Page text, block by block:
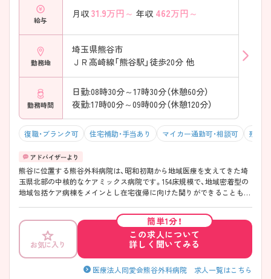
――――――――――――――― ■ 業務分担で負担を軽減
――――――――――――――― 看護に集中しやすい環境を大切にし
ています ・リネン・ベッド管理は外部委託 ・多職種との役割分担が明確で
業務過多を防止 ・指紋認証の勤怠管理でサービス残業が発生しにくい仕
組み → 無理なく続けられる働き方が実現されています
給与
月収 31.9万円～ 年収 462万円～
勤務地
埼玉県熊谷市
ＪＲ高崎線「熊谷駅」徒歩20分 他
勤務時間
日勤:08時30分～17時30分（休憩60分）
夜勤:17時00分～09時00分（休憩120分）
復職・ブランク可 住宅補助・手当あり マイカー通勤可・相談可 残業
熊谷に位置する熊谷外科病院は、昭和初期から地域医療を支えてきた埼
玉県北部の中核的なケアミックス病院です。154床規模で、地域密着型の
地域包括ケア病棟をメインとし在宅復帰に向けた関りができることも魅
キルを磨ける環境です。地域連携がメインの病院となるため、緊急入院
などはございません。また、残業が少なく24時間託児所も完備されてお
り、ライフスタイルに合わせて長く働きやすい体制が整っています。段
階的な教育制度もあるので、経験に不安がある方でも安心してスタート
できるのが特徴です♪ ――――――――――――――― ■ 残業少なめ
で無理なく働ける◎ ――――――――――――――― 「しっかり働く」
お気に入り
簡単1分！
この求人について
詳しく聞いてみる
医療法人同愛会熊谷外科病院 求人一覧はこちら